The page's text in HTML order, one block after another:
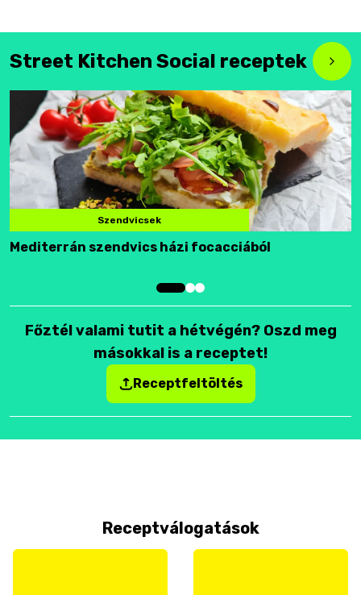
Street Kitchen Social receptek
Szendvicsek
Mediterrán szendvics házi focacciából
Főztél valami tutit a hétvégén? Oszd meg
másokkal is a receptet!
Receptfeltöltés
Receptválogatások